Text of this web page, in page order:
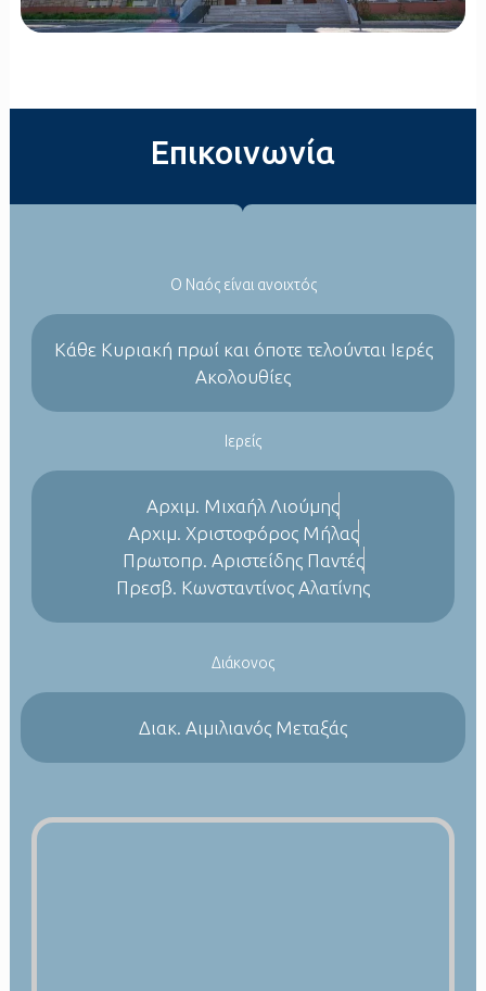
Επικοινωνία
Ο Ναός είναι ανοιχτός
Kάθε Κυριακή πρωί και όποτε τελούνται Ιερές
Ακολουθίες
Ιερείς
Αρχιμ. Μιχαήλ Λιούμης
Αρχιμ. Χριστοφόρος Μήλας
Πρωτοπρ. Αριστείδης Παντές
Πρεσβ. Κωνσταντίνος Αλατίνης
Διάκονος
Διακ. Αιμιλιανός Μεταξάς